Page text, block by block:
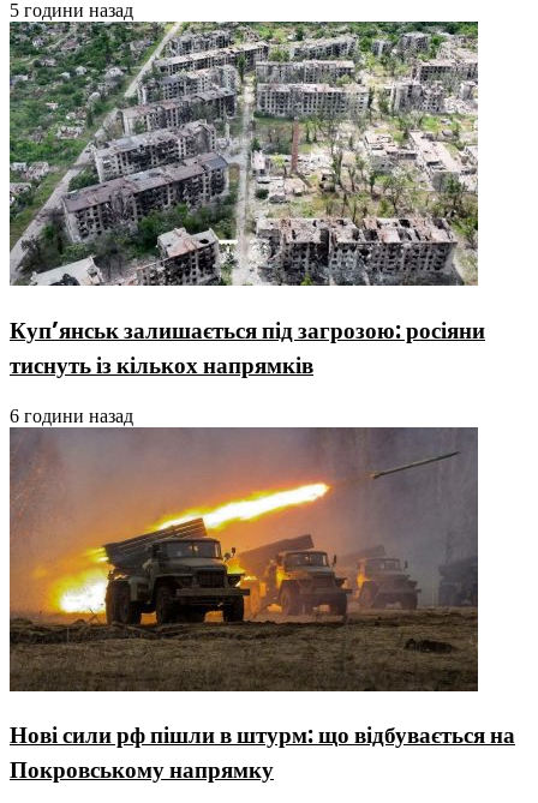
5 години назад
Куп’янськ залишається під загрозою: росіяни
тиснуть із кількох напрямків
6 години назад
Нові сили рф пішли в штурм: що відбувається на
Покровському напрямку